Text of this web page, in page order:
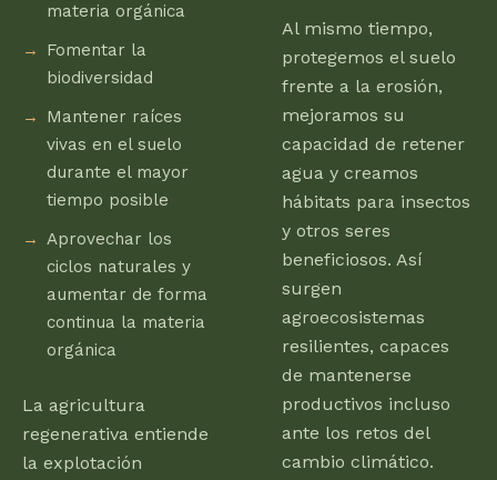
materia orgánica
Fomentar la
biodiversidad
Mantener raíces
vivas en el suelo
durante el mayor
tiempo posible
Aprovechar los
ciclos naturales y
aumentar de forma
continua la materia
orgánica
La agricultura
regenerativa entiende
la explotación
Al mismo tiempo,
protegemos el suelo
frente a la erosión,
mejoramos su
capacidad de retener
agua y creamos
hábitats para insectos
y otros seres
beneficiosos. Así
surgen
agroecosistemas
resilientes, capaces
de mantenerse
productivos incluso
ante los retos del
cambio climático.